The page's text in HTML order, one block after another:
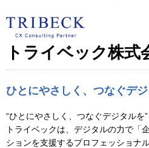
トライベック株式
ひとにやさしく、つなぐデ
“ひとにやさしく、つなぐデジタルを
トライベックは、デジタルの力で「
ションを支援するプロフェッショナル